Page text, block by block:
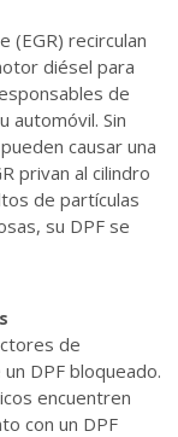
(EGR) recirculan
diésel para
de
automóvil. Sin
causar una
privan al cilindro
de partículas
su DPF se
de
DPF bloqueado.
encuentren
con un DPF